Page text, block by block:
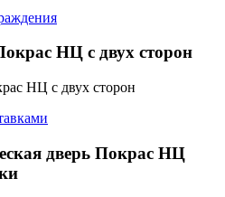
НЦ с двух сторон
дверь Покрас НЦ